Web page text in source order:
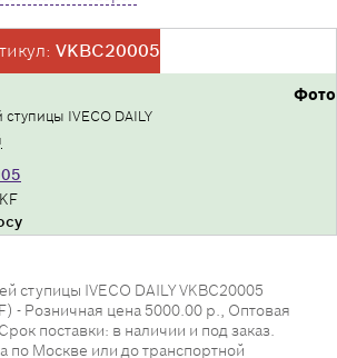
VKBC20005
Фото
IVECO DAILY
ступицы IVECO DAILY VKBC20005
- Розничная цена 5000.00 р., Оптовая
поставки: в наличии и под заказ.
по Москве или до транспортной